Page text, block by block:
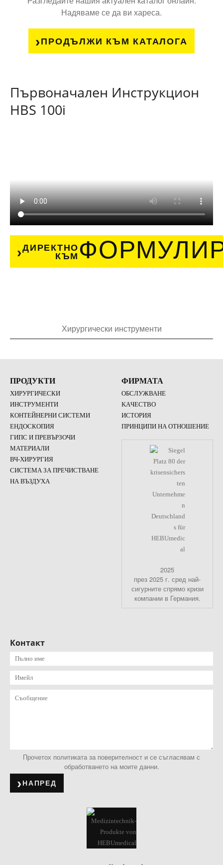
Надяваме се да ви хареса.
ПРОДЪЛЖИ КЪМ КАТАЛОГА
Първоначален Инструкцион
HBS 100i
ДИРЕКТНО
КЪМ
Хирургически инструменти
ПРОДУКТИ
ХИРУРГИЧЕСКИ
ИНСТРУМЕНТИ
КОНТЕЙНЕРНИ СИСТЕМИ
ЕНДОСКОПИЯ
ГИПС И ПРЕВЪРЗОЧИ
МАТЕРИАЛИ
ВЧ-ХИРУРГИЯ
СИСТЕМА ЗА ПРЕЧИСТВАНЕ
НА ВЪЗДУХА
ФИРМАТА
ОБСЛУЖВАНЕ
KAЧЕСТВО
ИСТОРИЯ
ПРИНЦИПИ НА ОТНОШЕНИЕ
2025
през 2025 г. сред най-
сигурните спрямо кризи
компании в Германия.
Контакт
Прочетох политиката за поверителност и се съгласявам с
обработването на моите данни.
НАПРЕД